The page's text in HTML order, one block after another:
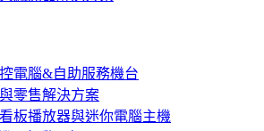
電腦&自助服務機台
零售解決方案
板播放器與迷你電腦主機